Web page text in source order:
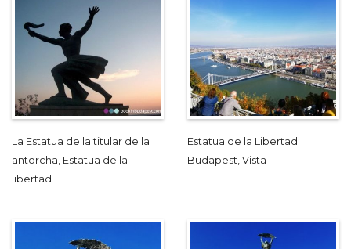
La Estatua de la titular de la
antorcha, Estatua de la
libertad
Estatua de la Libertad
Budapest, Vista